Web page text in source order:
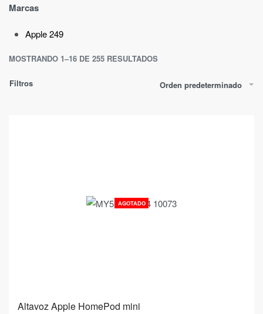
Marcas
Apple249
MOSTRANDO 1–16 DE 255 RESULTADOS
Orden predeterminado
Filtros
AGOTADO
Altavoz Apple HomePod mini